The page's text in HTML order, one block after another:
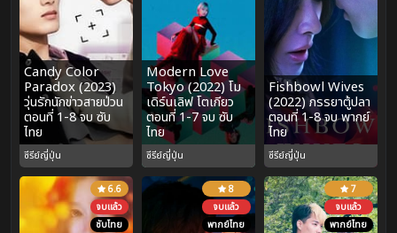
Candy Color
Paradox (2023)
วุ่นรักนักข่าวสายป่วน
ตอนที่ 1-8 จบ ซับ
ไทย
ซีรีย์ญี่ปุ่น
Modern Love
Tokyo (2022) โม
เดิร์นเลิฟ โตเกียว
ตอนที่ 1-7 จบ ซับ
ไทย
ซีรีย์ญี่ปุ่น
Fishbowl Wives
(2022) ภรรยาตู้ปลา
ตอนที่ 1-8 จบ พากย์
ไทย
ซีรีย์ญี่ปุ่น
6.6
จบแล้ว
ซับไทย
8
จบแล้ว
พากย์ไทย
7
จบแล้ว
พากย์ไทย